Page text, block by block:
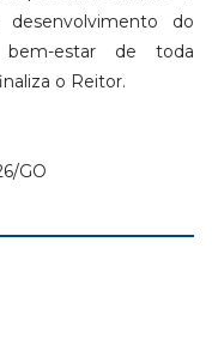
do
estar de toda
o Reitor.
GO